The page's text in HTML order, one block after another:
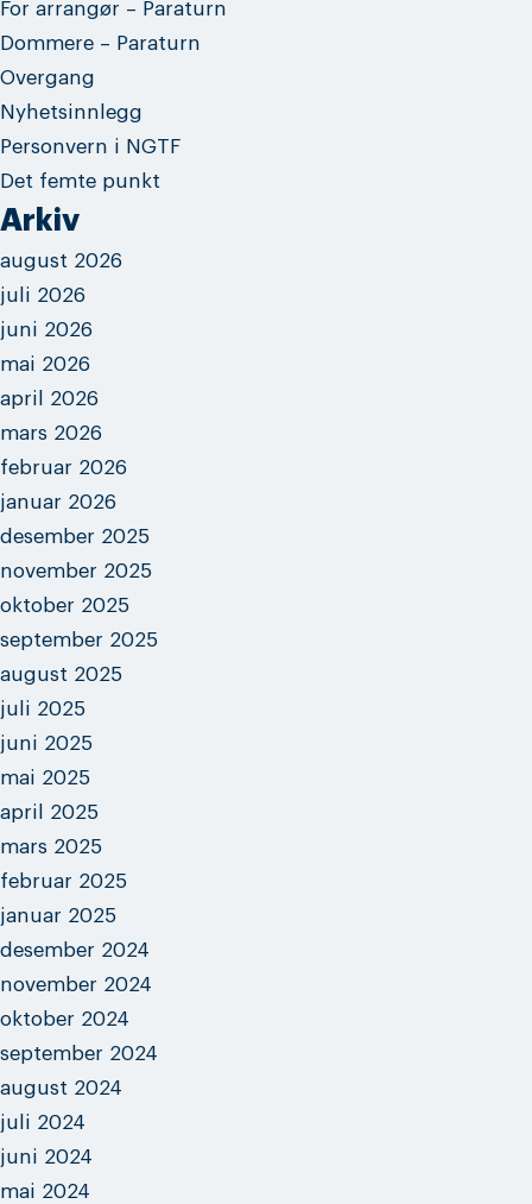
For arrangør – Paraturn
Dommere – Paraturn
Overgang
Nyhetsinnlegg
Personvern i NGTF
Det femte punkt
Arkiv
august 2026
juli 2026
juni 2026
mai 2026
april 2026
mars 2026
februar 2026
januar 2026
desember 2025
november 2025
oktober 2025
september 2025
august 2025
juli 2025
juni 2025
mai 2025
april 2025
mars 2025
februar 2025
januar 2025
desember 2024
november 2024
oktober 2024
september 2024
august 2024
juli 2024
juni 2024
mai 2024